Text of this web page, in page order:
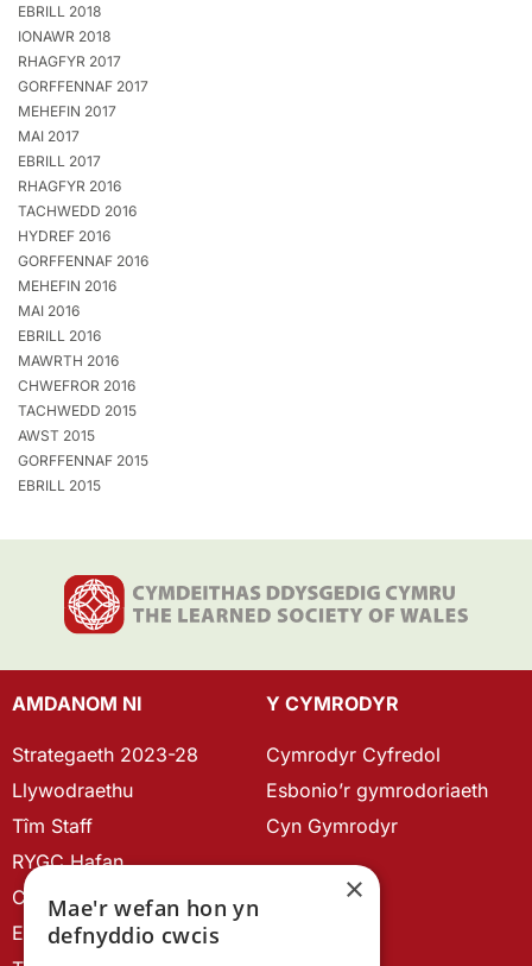
EBRILL 2018
IONAWR 2018
RHAGFYR 2017
GORFFENNAF 2017
MEHEFIN 2017
MAI 2017
EBRILL 2017
RHAGFYR 2016
TACHWEDD 2016
HYDREF 2016
GORFFENNAF 2016
MEHEFIN 2016
MAI 2016
EBRILL 2016
MAWRTH 2016
CHWEFROR 2016
TACHWEDD 2015
AWST 2015
GORFFENNAF 2015
EBRILL 2015
AMDANOM NI
Strategaeth 2023-28
Llywodraethu
Tîm Staff
RYGC Hafan
Canllawiau brandio
Ein Hanes
Y CYMRODYR
Cymrodyr Cyfredol
Esbonio’r gymrodoriaeth
Cyn Gymrodyr
×
Mae'r wefan hon yn
defnyddio cwcis